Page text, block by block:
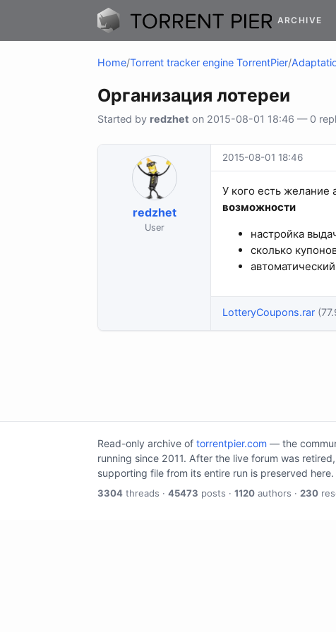
ARCHIVE
Home/Torrent tracker engine TorrentPier/
Организация лотереи
Started by redzhet on 2015-08-01 18:46 — 0
redzhet
User
2015-08-01 18:46
У кого есть желание
возможности
настройка
сколько
LotteryCoupons.rar
Read-only archive of torrentpier.com — the
running since 2011. After the live forum was
supporting file from its entire run is preserved here.
3304 threads · 45473 posts · 1120 authors · 230